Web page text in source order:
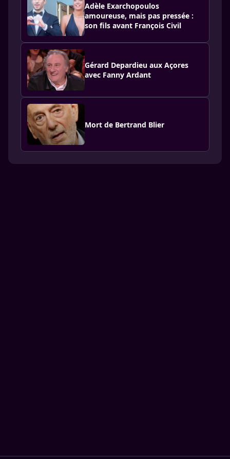
Adèle Exarchopoulos
amoureuse, mais pas pressée :
son fils avant François Civil
Gérard Depardieu aux Açores
avec Fanny Ardant
Mort de Bertrand Blier